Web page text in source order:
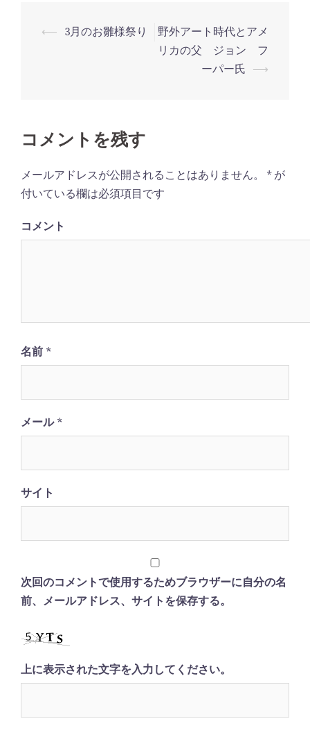
投
ー
シ
ョ
ン
⟵ 3月のお雛様祭り
野外アート時代とアメ
リカの父 ジョン フ
ーパー氏 ⟶
コメントを残す
メールアドレスが公開されることはありません。 *が
付いている欄は必須項目です
コメント
名前 *
メール *
サイト
次回のコメントで使用するためブラウザーに自分の名
前、メールアドレス、サイトを保存する。
上に表示された文字を入力してください。